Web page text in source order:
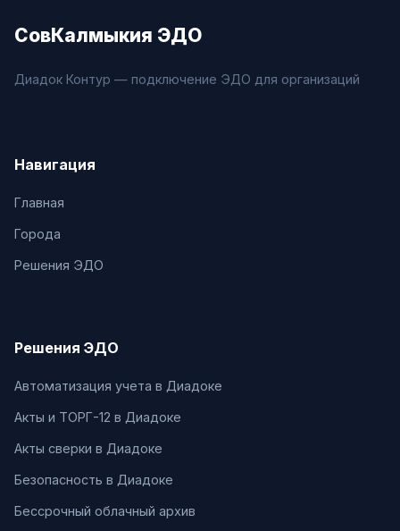
СовКалмыкия ЭДО
Диадок Контур — подключение ЭДО для организаций
Навигация
Главная
Города
Решения ЭДО
Решения ЭДО
Автоматизация учета в Диадоке
Акты и ТОРГ-12 в Диадоке
Акты сверки в Диадоке
Безопасность в Диадоке
Бессрочный облачный архив